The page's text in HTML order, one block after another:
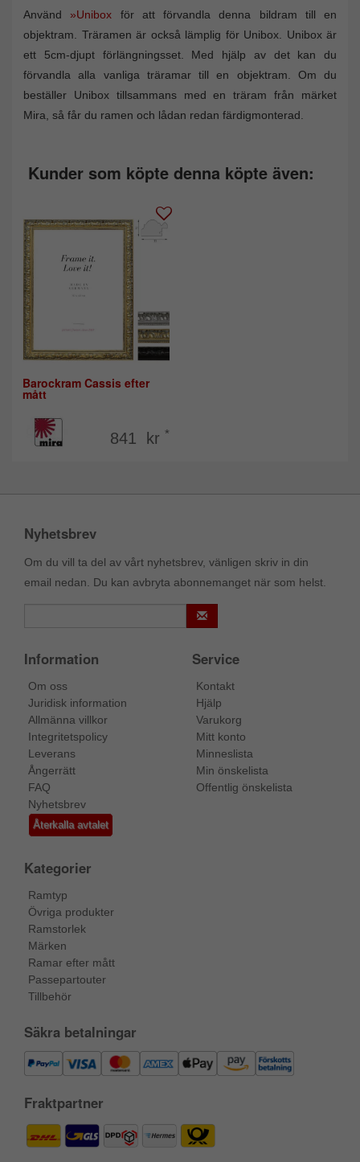
Använd »Unibox för att förvandla denna bildram till en
objektram. Träramen är också lämplig för Unibox. Unibox är
ett 5cm-djupt förlängningsset. Med hjälp av det kan du
förvandla alla vanliga träramar till en objektram. Om du
beställer Unibox tillsammans med en träram från märket
Mira, så får du ramen och lådan redan färdigmonterad.
Kunder som köpte denna köpte även:
Barockram Cassis efter
mått
841 kr *
Nyhetsbrev
Om du vill ta del av vårt nyhetsbrev, vänligen skriv in din
email nedan. Du kan avbryta abonnemanget när som helst.
Information
Om oss
Juridisk information
Allmänna villkor
Integritetspolicy
Leverans
Ångerrätt
FAQ
Nyhetsbrev
Återkalla avtalet
Service
Kontakt
Hjälp
Varukorg
Mitt konto
Minneslista
Min önskelista
Offentlig önskelista
Kategorier
Ramtyp
Övriga produkter
Ramstorlek
Märken
Ramar efter mått
Passepartouter
Tillbehör
Säkra betalningar
Fraktpartner